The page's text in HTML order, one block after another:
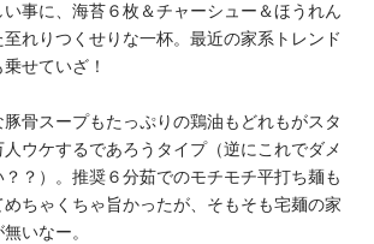
事に、海苔６枚＆チャーシュー＆ほうれん
れりつくせりな一杯。最近の家系トレンド
せていざ！
骨スープもたっぷりの鶏油もどれもがスタ
ウケするであろうタイプ（逆にこれでダメ
？）。推奨６分茹でのモチモチ平打ち麺も
ちゃくちゃ旨かったが、そもそも宅麺の家
いなー。